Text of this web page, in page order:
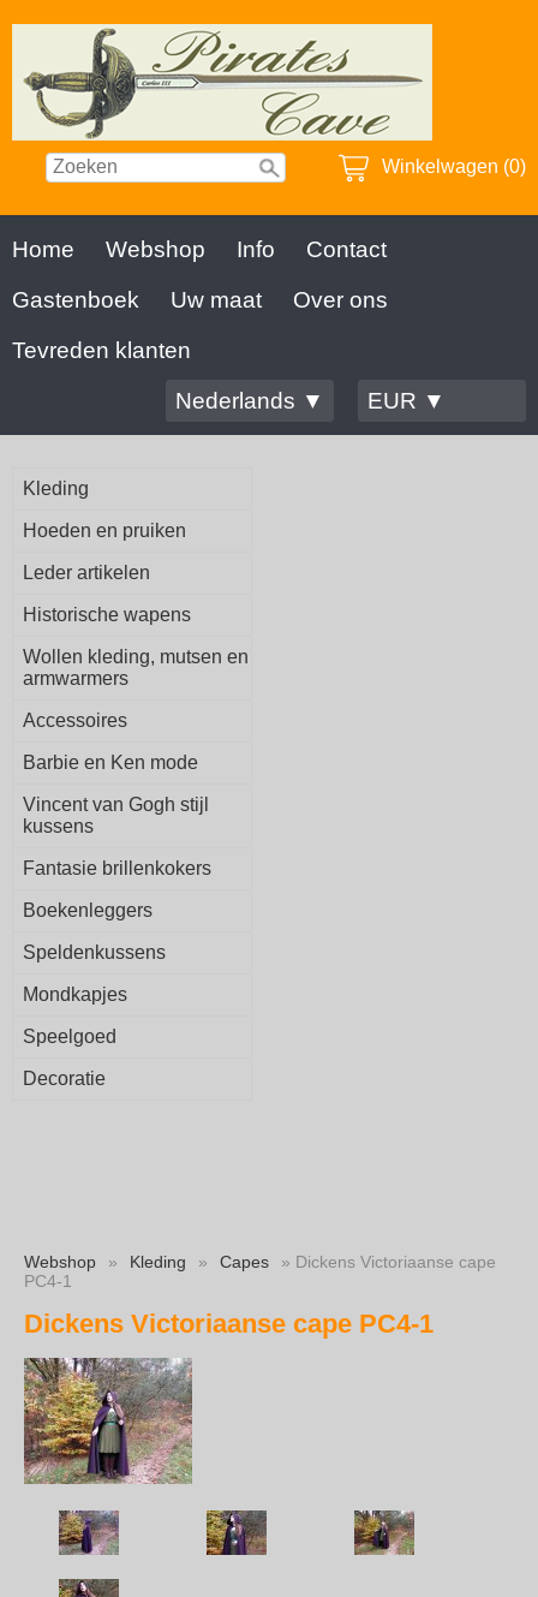
Winkelwagen (0)
Home Webshop Info
Contact
Gastenboek
Uw maat
Over ons
Tevreden klanten
Nederlands ▼
EUR ▼
Kleding
Hoeden en pruiken
Leder artikelen
Historische wapens
Wollen kleding, mutsen en
armwarmers
Accessoires
Barbie en Ken mode
Vincent van Gogh stijl
kussens
Fantasie brillenkokers
Boekenleggers
Speldenkussens
Mondkapjes
Speelgoed
Decoratie
Webshop » Kleding » Capes
» Dickens Victoriaanse cape
PC4-1
Dickens Victoriaanse cape PC4-1